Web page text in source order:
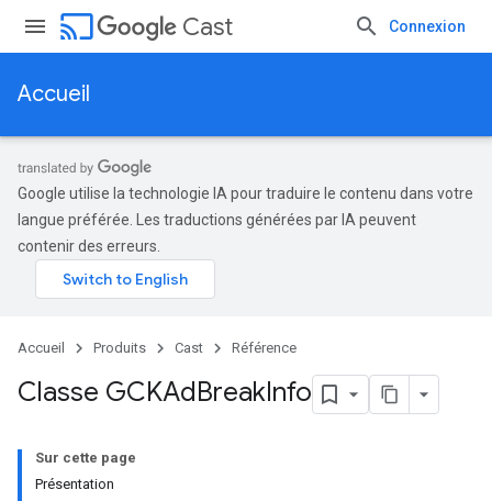
cast Cast Connexion
Accueil
Google utilise la technologie IA pour traduire le contenu dans votre
langue préférée. Les traductions générées par IA peuvent
contenir des erreurs.
Accueil Produits Cast Référence
Classe GCKAdBreakInfo
Sur cette page
Présentation